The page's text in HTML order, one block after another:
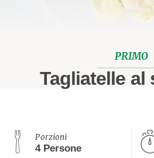
PRIMO
Tagliatelle al
Porzioni
4 Persone